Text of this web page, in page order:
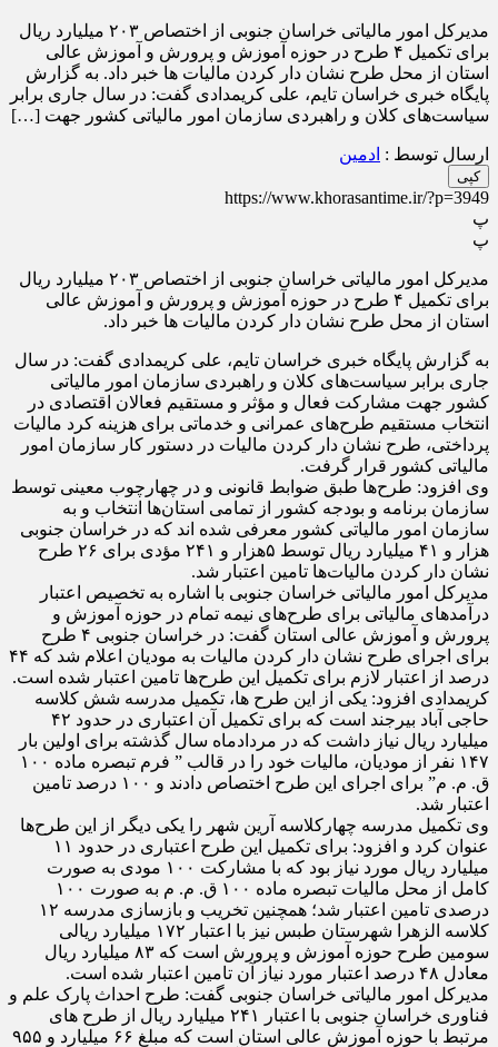
مدیرکل امور مالیاتی خراسان جنوبی از اختصاص ۲۰۳ میلیارد ریال
برای تکمیل ۴ طرح در حوزه آموزش و پرورش و آموزش عالی
استان از محل طرح نشان دار کردن مالیات ها خبر داد. به گزارش
پایگاه خبری خراسان تایم، علی کریمدادی گفت: در سال جاری برابر
سیاست‌های کلان و راهبردی سازمان امور مالیاتی کشور جهت […]
ارسال توسط : ادمین
کپی
https://www.khorasantime.ir/?p=3949
پ
پ
مدیرکل امور مالیاتی خراسان جنوبی از اختصاص ۲۰۳ میلیارد ریال
برای تکمیل ۴ طرح در حوزه آموزش و پرورش و آموزش عالی
استان از محل طرح نشان دار کردن مالیات ها خبر داد.
به گزارش پایگاه خبری خراسان تایم، علی کریمدادی گفت: در سال
جاری برابر سیاست‌های کلان و راهبردی سازمان امور مالیاتی
کشور جهت مشارکت فعال و مؤثر و مستقیم فعالان اقتصادی در
انتخاب مستقیم طرح‌های عمرانی و خدماتی برای هزینه کرد مالیات
پرداختی، طرح نشان دار کردن مالیات در دستور کار سازمان امور
مالیاتی کشور قرار گرفت.
وی افزود: طرح‌ها طبق ضوابط قانونی و در چهارچوب معینی توسط
سازمان برنامه و بودجه کشور از تمامی استان‌ها انتخاب و به
سازمان امور مالیاتی کشور معرفی شده اند که در خراسان جنوبی
هزار و ۴۱ میلیارد ریال توسط ۵هزار و ۲۴۱ مؤدی برای ۲۶ طرح
نشان دار کردن مالیات‌ها تامین اعتبار شد.
مدیرکل امور مالیاتی خراسان جنوبی با اشاره به تخصیص اعتبار
درآمد‌های مالیاتی برای طرح‌های نیمه تمام در حوزه آموزش و
پرورش و آموزش عالی استان گفت: در خراسان جنوبی ۴ طرح
برای اجرای طرح نشان دار کردن مالیات به مودیان اعلام شد که ۴۴
درصد از اعتبار لازم برای تکمیل این طرح‌ها تامین اعتبار شده است.
کریمدادی افزود: یکی از این طرح ها، تکمیل مدرسه شش کلاسه
حاجی آباد بیرجند است که برای تکمیل آن اعتباری در حدود ۴۲
میلیارد ریال نیاز داشت که در مردادماه سال گذشته برای اولین بار
۱۴۷ نفر از مودیان، مالیات خود را در قالب ” فرم تبصره ماده ۱۰۰
ق. م. م” برای اجرای این طرح اختصاص دادند و ۱۰۰ درصد تامین
اعتبار شد.
وی تکمیل مدرسه چهارکلاسه آرین شهر را یکی دیگر از این طرح‌ها
عنوان کرد و افزود: برای تکمیل این طرح اعتباری در حدود ۱۱
میلیارد ریال مورد نیاز بود که با مشارکت ۱۰۰ مودی به صورت
کامل از محل مالیات تبصره ماده ۱۰۰ ق. م. م به صورت ۱۰۰
درصدی تامین اعتبار شد؛ همچنین تخریب و بازسازی مدرسه ۱۲
کلاسه الزهرا شهرستان طبس نیز با اعتبار ۱۷۲ میلیارد ریالی
سومین طرح حوزه آموزش و پرورش است که ۸۳ میلیارد ریال
معادل ۴۸ درصد اعتبار مورد نیاز آن تامین اعتبار شده است.
مدیرکل امور مالیاتی خراسان جنوبی گفت: طرح احداث پارک علم و
فناوری خراسان جنوبی با اعتبار ۲۴۱ میلیارد ریال از طرح های
مرتبط با حوزه آموزش عالی استان است که مبلغ ۶۶ میلیارد و ۹۵۵